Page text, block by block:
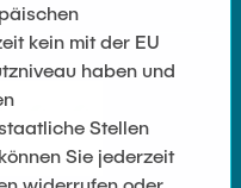
kein mit der EU
haben und
Stellen
Sie jederzeit